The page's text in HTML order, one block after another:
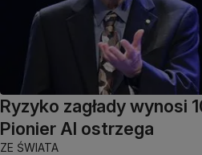
Ryzyko zagłady wynosi
Pionier AI ostrzega
ZE ŚWIATA